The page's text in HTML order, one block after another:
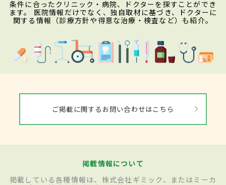
条件に合ったクリニック・病院、ドクターを探すことができ
ます。 医院情報だけでなく、独自取材に基づき、ドクターに
関する情報（診療方針や得意な治療・検査など）も紹介。
ご掲載に関するお問い合わせはこちら
掲載情報について
掲載している各種情報は、株式会社ギミック、またはミーカ